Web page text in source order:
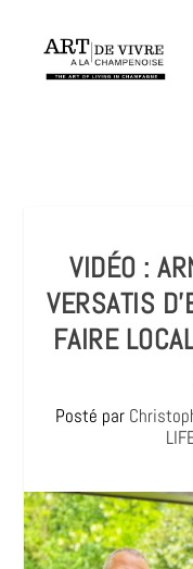
VIDÉO :
VERSATIS
FAIRE
Posté par